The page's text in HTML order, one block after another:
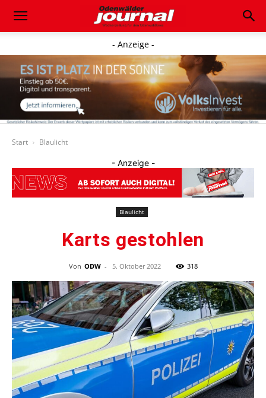
- Anzeige -
Start Blaulicht
- Anzeige -
Blaulicht
Karts gestohlen
Von ODW - 5. Oktober 2022 318